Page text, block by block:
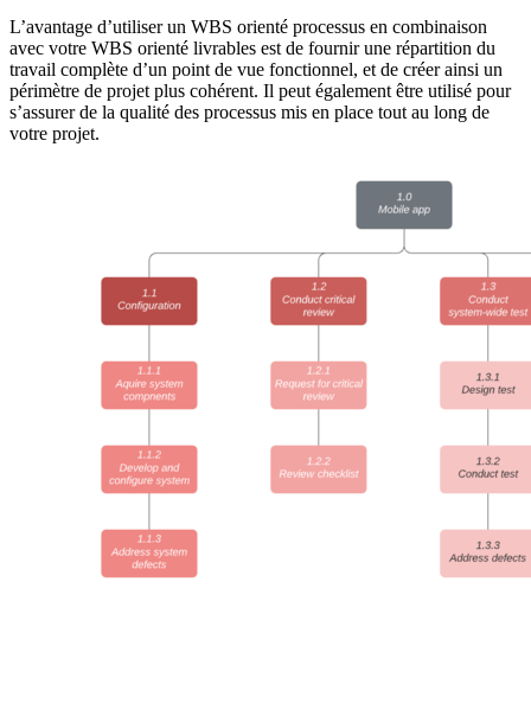
L’avantage d’utiliser un WBS orienté processus en combinaison
avec votre WBS orienté livrables est de fournir une répartition du
travail complète d’un point de vue fonctionnel, et de créer ainsi un
périmètre de projet plus cohérent. Il peut également être utilisé pour
s’assurer de la qualité des processus mis en place tout au long de
votre projet.